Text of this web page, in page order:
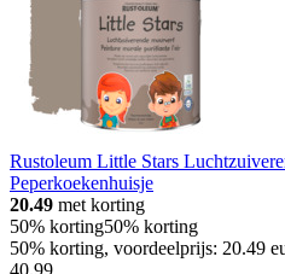
Rustoleum Little Stars
Peperkoekenhuisje
20.49 met korting
50% korting50% korting
50% korting, voordeelprijs: 20.49
40.99